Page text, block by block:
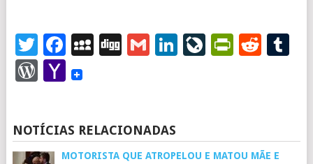
Twitter
Facebook
MySpace
DiggGmailLinkedIn
WordPress
Yahoo
NOTÍCIAS RELACIONADAS
MOTORISTA QUE ATROPELOU E MATOU MÃE E